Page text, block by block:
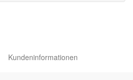
Kundeninformationen